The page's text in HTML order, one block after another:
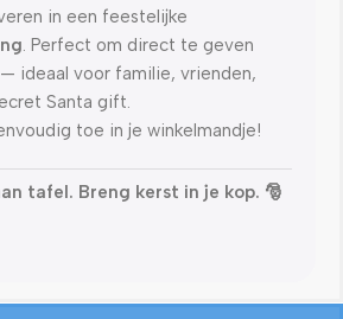
in een feestelijke
. Perfect om direct te geven
ideaal voor familie, vrienden,
Santa gift.
toe in je winkelmandje!
tafel. Breng kerst in je kop. 🎅